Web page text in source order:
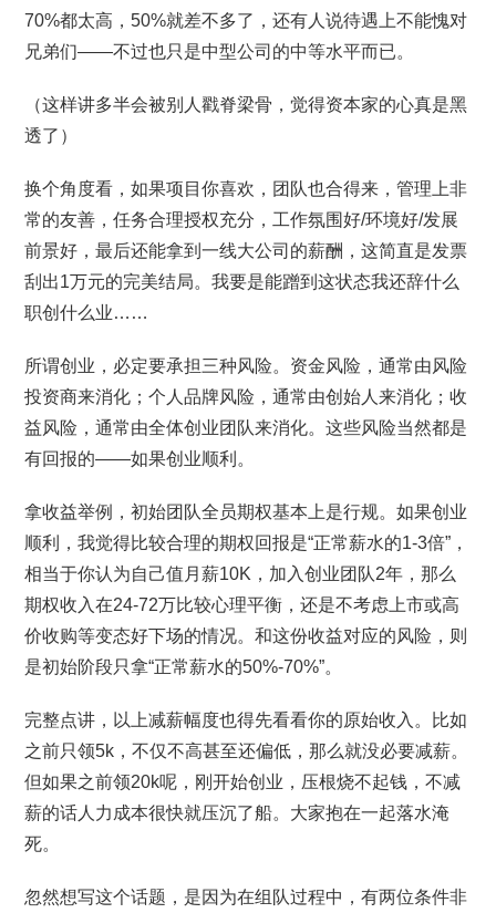
70%都太高，50%就差不多了，还有人说待遇上不能愧对
兄弟们——不过也只是中型公司的中等水平而已。
（这样讲多半会被别人戳脊梁骨，觉得资本家的心真是黑
透了）
换个角度看，如果项目你喜欢，团队也合得来，管理上非
常的友善，任务合理授权充分，工作氛围好/环境好/发展
前景好，最后还能拿到一线大公司的薪酬，这简直是发票
刮出1万元的完美结局。我要是能蹭到这状态我还辞什么
职创什么业……
所谓创业，必定要承担三种风险。资金风险，通常由风险
投资商来消化；个人品牌风险，通常由创始人来消化；收
益风险，通常由全体创业团队来消化。这些风险当然都是
有回报的——如果创业顺利。
拿收益举例，初始团队全员期权基本上是行规。如果创业
顺利，我觉得比较合理的期权回报是“正常薪水的1-3倍”，
相当于你认为自己值月薪10K，加入创业团队2年，那么
期权收入在24-72万比较心理平衡，还是不考虑上市或高
价收购等变态好下场的情况。和这份收益对应的风险，则
是初始阶段只拿“正常薪水的50%-70%”。
完整点讲，以上减薪幅度也得先看看你的原始收入。比如
之前只领5k，不仅不高甚至还偏低，那么就没必要减薪。
但如果之前领20k呢，刚开始创业，压根烧不起钱，不减
薪的话人力成本很快就压沉了船。大家抱在一起落水淹
死。
忽然想写这个话题，是因为在组队过程中，有两位条件非